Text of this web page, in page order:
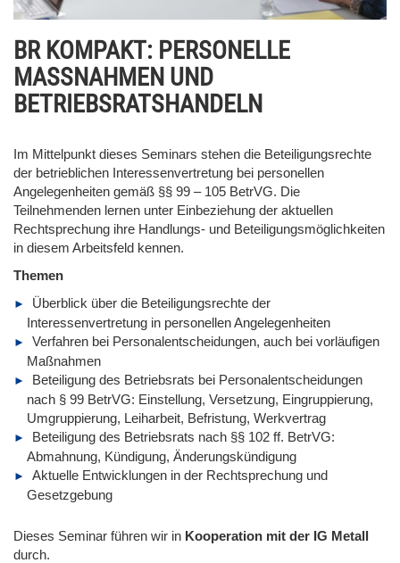
BR KOMPAKT: PERSONELLE
MASSNAHMEN UND
BETRIEBSRATSHANDELN
Im Mittelpunkt dieses Seminars stehen die Beteiligungsrechte
der betrieblichen Interessenvertretung bei personellen
Angelegenheiten gemäß §§ 99 – 105 BetrVG. Die
Teilnehmenden lernen unter Einbeziehung der aktuellen
Rechtsprechung ihre Handlungs- und Beteiligungsmöglichkeiten
in diesem Arbeitsfeld kennen.
Themen
Überblick über die Beteiligungsrechte der
Interessenvertretung in personellen Angelegenheiten
Verfahren bei Personalentscheidungen, auch bei vorläufigen
Maßnahmen
Beteiligung des Betriebsrats bei Personalentscheidungen
nach § 99 BetrVG: Einstellung, Versetzung, Eingruppierung,
Umgruppierung, Leiharbeit, Befristung, Werkvertrag
Beteiligung des Betriebsrats nach §§ 102 ff. BetrVG:
Abmahnung, Kündigung, Änderungskündigung
Aktuelle Entwicklungen in der Rechtsprechung und
Gesetzgebung
Dieses Seminar führen wir in Kooperation mit der IG Metall
durch.